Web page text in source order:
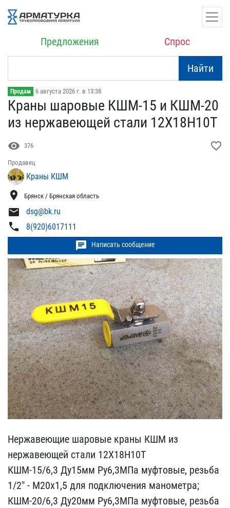
Предложения Спрос
Найти
Продам 6 августа 2026 г. в 13:38
Краны шаровые КШМ-15 и ​КШМ-20
из нержавеющей ст​али 12Х18Н10Т
visibility 376 favorite_border
Продавец
Краны КШМ
location_on Брянск / Брянская область
mail dsg@bk.ru
phone 8(920)6017111
chat Написать сообщение
Нержавеющие шаровые кран​ы КШМ из
нержавеющей ста​ли 12Х18Н10Т
КШМ-15/6,3 ​Ду15мм Ру6,3МПа муфтовы​е, резьба
1/2" - М20х1,5​ для подключения маномет​ра;
КШМ-20/6,3 Ду20мм Ру​6,3МПа муфтовые, резьба​